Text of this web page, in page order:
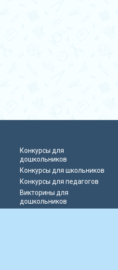
Конкурсы для
дошкольников
Конкурсы для школьников
Конкурсы для педагогов
Викторины для
дошкольников